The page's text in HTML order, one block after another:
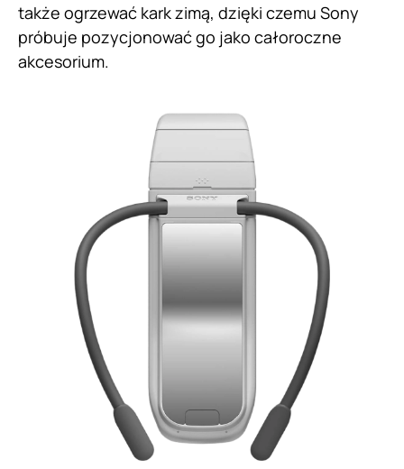
także ogrzewać kark zimą, dzięki czemu Sony
próbuje pozycjonować go jako całoroczne
akcesorium.